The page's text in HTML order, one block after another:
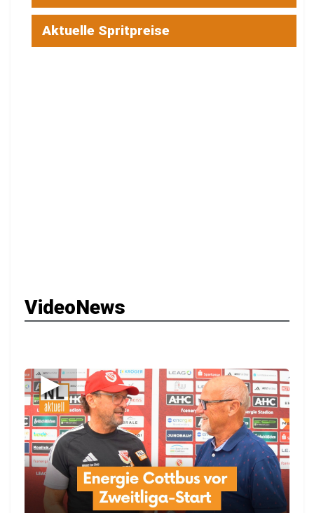
Aktuelle Spritpreise
VideoNews
▶